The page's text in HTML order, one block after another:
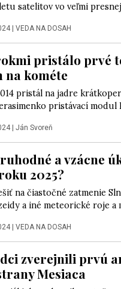
satelitov vo veľmi
VEDA NA DOSAH
pristálo prvé
na kométe
pristál na jadre
pristávací modul
Ján Svoreň
a vzácne
2025?
na čiastočné zatmenie
a iné meteorické roje a
VEDA NA DOSAH
zverejnili prvú
Mesiaca